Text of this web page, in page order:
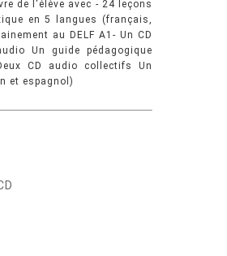
de l'élève avec - 24 leçons
en 5 langues (français,
au DELF A1- Un CD
Un guide pédagogique
CD audio collectifs Un
et espagnol)